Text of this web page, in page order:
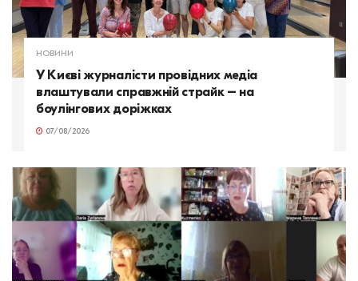
НОВИНИ
У Києві журналісти провідних медіа
влаштували справжній страйк – на
боулінгових доріжках
07/08/2026